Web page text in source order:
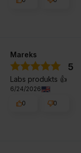
Mareks
5
Labs produkts 👍️
6/24/2026
0
0